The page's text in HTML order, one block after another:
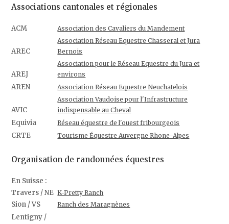
Associations cantonales et régionales
ACM Association des Cavaliers du Mandement
AREC
Association Réseau Equestre Chasseral et Jura
Bernois
AREJ
Association pour le Réseau Equestre du Jura et
environs
AREN Association Réseau Equestre Neuchatelois
AVIC
Association Vaudoise pour l'Infrastructure
indispensable au Cheval
Equivia Réseau équestre de l'ouest fribourgeois
CRTE Tourisme Équestre Auvergne Rhone-Alpes
Organisation de randonnées équestres
En Suisse :
Travers / NE K-Pretty Ranch
Sion / VS Ranch des Maragnènes
Lentigny /